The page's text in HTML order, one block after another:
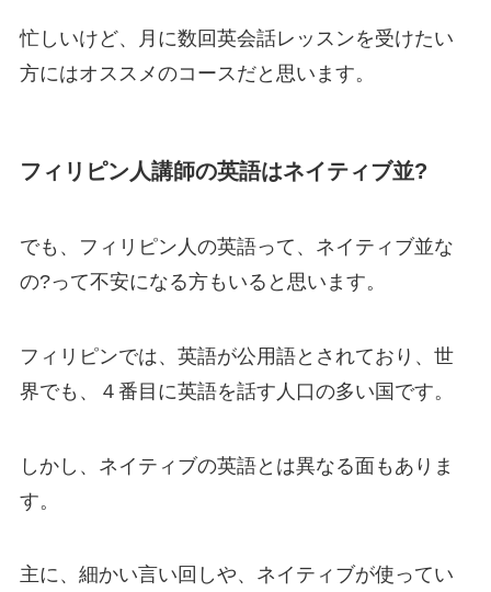
忙しいけど、月に数回英会話レッスンを受けたい
方にはオススメのコースだと思います。
フィリピン人講師の英語はネイティブ並?
でも、フィリピン人の英語って、ネイティブ並な
の?って不安になる方もいると思います。
フィリピンでは、英語が公用語とされており、世
界でも、
４番目に英語を話す人口の多い国 です。
しかし、ネイティブの英語とは異なる面もありま
す。
主に、細かい言い回しや、ネイティブが使ってい